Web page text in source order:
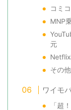
コミ
MNP
元
その
ワイモ
「超